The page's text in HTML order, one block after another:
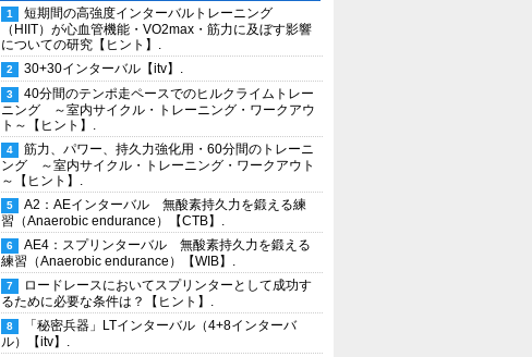
短期間の高強度インターバルトレーニング
（HIIT）が心血管機能・VO2max・筋力に及ぼす影響
についての研究【ヒント】.
30+30インターバル【itv】.
40分間のテンポ走ペースでのヒルクライムトレー
ニング ～室内サイクル・トレーニング・ワークアウ
ト～【ヒント】.
筋力、パワー、持久力強化用・60分間のトレーニ
ング ～室内サイクル・トレーニング・ワークアウト
～【ヒント】.
A2：AEインターバル 無酸素持久力を鍛える練
習（Anaerobic endurance）【CTB】.
AE4：スプリンターバル 無酸素持久力を鍛える
練習（Anaerobic endurance）【WIB】.
ロードレースにおいてスプリンターとして成功す
るために必要な条件は？【ヒント】.
「秘密兵器」LTインターバル（4+8インターバ
ル）【itv】.